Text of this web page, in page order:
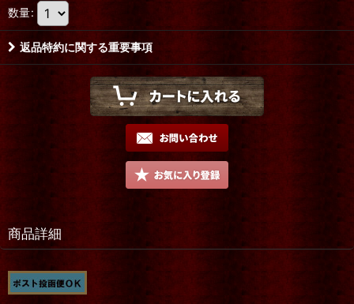
数量:
返品特約に関する重要事項
商品詳細